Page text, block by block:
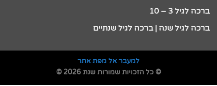
ברכה לגיל 3 – 10
ברכה לגיל שנה | ברכה לגיל שנתיים
למעבר אל מפת אתר
© כל הזכויות שמורות שנת 2026 ©